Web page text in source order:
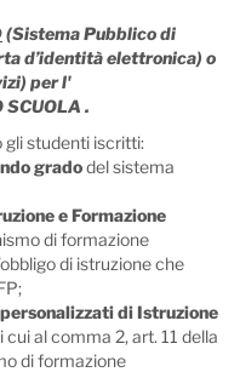
(Sistema Pubblico di
d’identità elettronica) o
per l'
SCUOLA .
gli studenti iscritti:
gradodel sistema
e Formazione
di formazione
di istruzione che
di Istruzione
cui al comma 2, art. 11 della
di formazione